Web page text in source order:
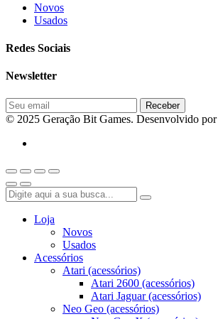
Novos
Usados
Redes Sociais
Newsletter
© 2025 Geração Bit Games. Desenvolvido por
Loja
Novos
Usados
Acessórios
Atari (acessórios)
Atari 2600 (acessórios)
Atari Jaguar (acessórios)
Neo Geo (acessórios)